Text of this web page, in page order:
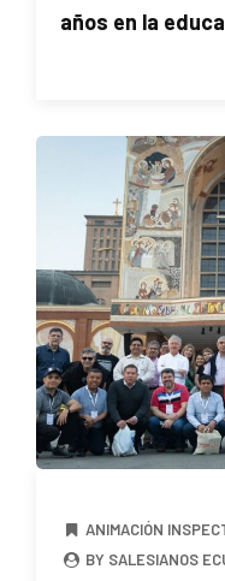
años en la
ANIMACIÓN
BY SALESIANOS